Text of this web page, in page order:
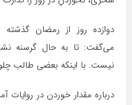
دوازده روز از رمضان
می‌گفت: تا به حال گرسنه
نیست. با اینکه بعضی طالب
درباره مقدار خوردن در